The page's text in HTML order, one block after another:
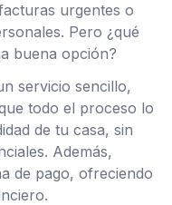
urgentes o
Pero ¿qué
buena opción?
servicio sencillo,
todo el proceso lo
de tu casa, sin
Además,
de pago, ofreciendo